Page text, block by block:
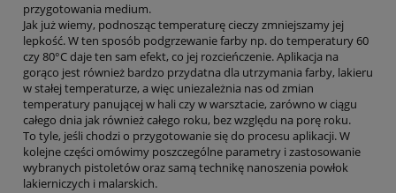
przygotowania medium.
Jak już wiemy, podnosząc temperaturę cieczy zmniejszamy jej
lepkość. W ten sposób podgrzewanie farby np. do temperatury 60
czy 80°C daje ten sam efekt, co jej rozcieńczenie. Aplikacja na
gorąco jest również bardzo przydatna dla utrzymania farby, lakieru
w stałej temperaturze, a więc uniezależnia nas od zmian
temperatury panującej w hali czy w warsztacie, zarówno w ciągu
całego dnia jak również całego roku, bez względu na porę roku.
To tyle, jeśli chodzi o przygotowanie się do procesu aplikacji. W
kolejne części omówimy poszczególne parametry i zastosowanie
wybranych pistoletów oraz samą technikę nanoszenia powłok
lakierniczych i malarskich.